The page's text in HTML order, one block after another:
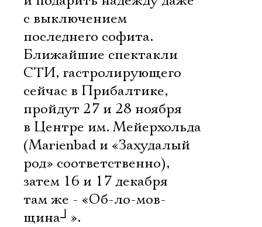
с выключением
последнего софита.
Ближайшие спектакли
СТИ, гастролирующего
сейчас в Прибалтике,
пройдут 27 и 28 ноября
в Центре им. Мейерхольда
(Marienbad и «Захудалый
род» соответственно),
затем 16 и 17 декабря
там же - «Об-ло-мов-
щина┘ ».